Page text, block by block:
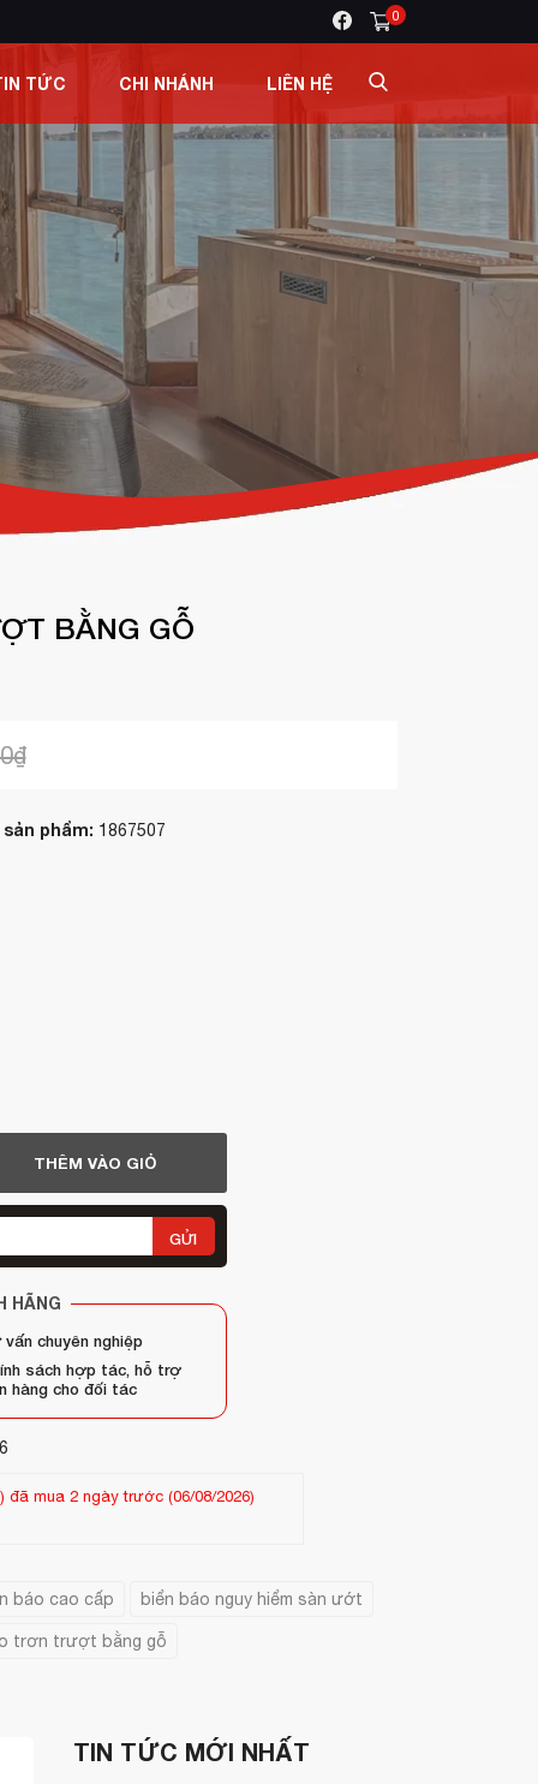
0
TỨC CHI NHÁNH LIÊN HỆ
BẰNG GỖ
sản phẩm: 1867507
THÊM VÀO GIỎ
GỬI
HÃNG
chuyên nghiệp
sách hợp tác, hỗ trợ
hàng cho đối tác
26 ngày trước (13/07/2026)
báo cao cấp biển báo nguy hiểm sàn ướt
trơn trượt bằng gỗ
TIN TỨC MỚI NHẤT